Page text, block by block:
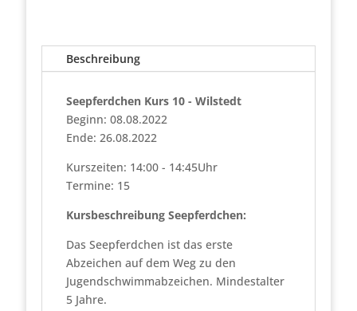
Beschreibung
Seepferdchen Kurs 10 - Wilstedt
Beginn: 08.08.2022
Ende: 26.08.2022
Kurszeiten: 14:00 - 14:45Uhr
Termine: 15
Kursbeschreibung Seepferdchen:
Das Seepferdchen ist das erste
Abzeichen auf dem Weg zu den
Jugendschwimmabzeichen. Mindestalter
5 Jahre.